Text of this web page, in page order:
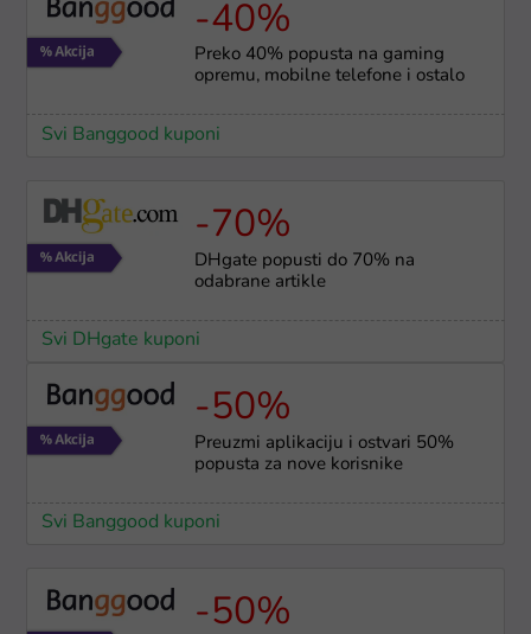
-40%
Preko 40% popusta na gaming
opremu, mobilne telefone i ostalo
Svi Banggood kuponi
-70%
DHgate popusti do 70% na
odabrane artikle
Svi DHgate kuponi
-50%
Preuzmi aplikaciju i ostvari 50%
popusta za nove korisnike
Svi Banggood kuponi
-50%